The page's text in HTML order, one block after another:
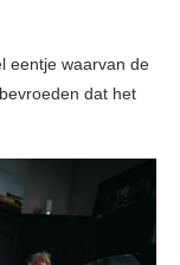
eentje waarvan de
dat het